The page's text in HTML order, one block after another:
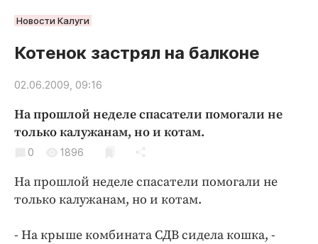
РУБРИКИ
Новости компаний
Статьи
Народные новости
Авто и транспорт
Благоустройство
Образование
Новости Калуги
Котенок застрял на балконе
02.06.2009, 09:16
На прошлой неделе спасатели помогали не
только калужанам, но и котам.
0 1896
На прошлой неделе спасатели помогали не
только калужанам, но и котам.
- На крыше комбината СДВ сидела кошка, -